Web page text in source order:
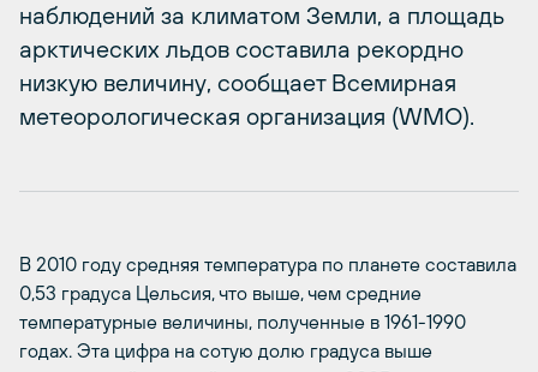
наблюдений за климатом Земли, а площадь
арктических льдов составила рекордно
низкую величину, сообщает Всемирная
метеорологическая организация (WMO).
В 2010 году средняя температура по планете составила
0,53 градуса Цельсия, что выше, чем средние
температурные величины, полученные в 1961-1990
годах. Эта цифра на сотую долю градуса выше